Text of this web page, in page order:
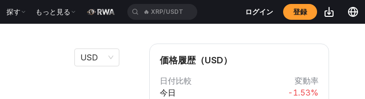
探す もっと見る 🔥 XRP/USDT ログイン 登録
USD 価格履歴（USD）
日付比較
変動率
今日
-1.53%